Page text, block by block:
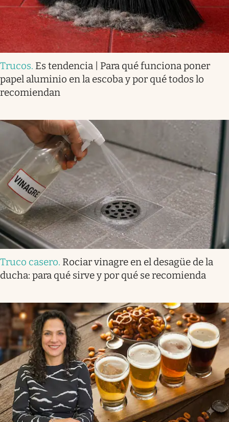
Trucos. Es tendencia | Para qué funciona poner
papel aluminio en la escoba y por qué todos lo
recomiendan
Truco casero. Rociar vinagre en el desagüe de la
ducha: para qué sirve y por qué se recomienda